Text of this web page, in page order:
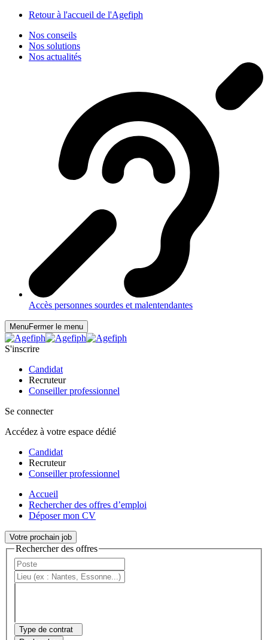
Retour à l'accueil de l'Agefiph
Nos conseils
Nos solutions
Nos actualités
Accès personnes sourdes et malentendantes
MenuFermer le menu
S'inscrire
Candidat
Recruteur
Conseiller professionnel
Se connecter
Accédez à votre espace dédié
Candidat
Recruteur
Conseiller professionnel
Accueil
Rechercher des offres d’emploi
Déposer mon CV
Votre prochain job
Rechercher des offres
Type de contrat